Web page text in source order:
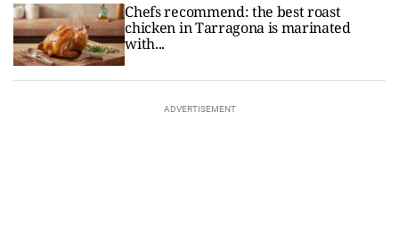
Chefs recommend: the best roast
chicken in Tarragona is marinated
with...